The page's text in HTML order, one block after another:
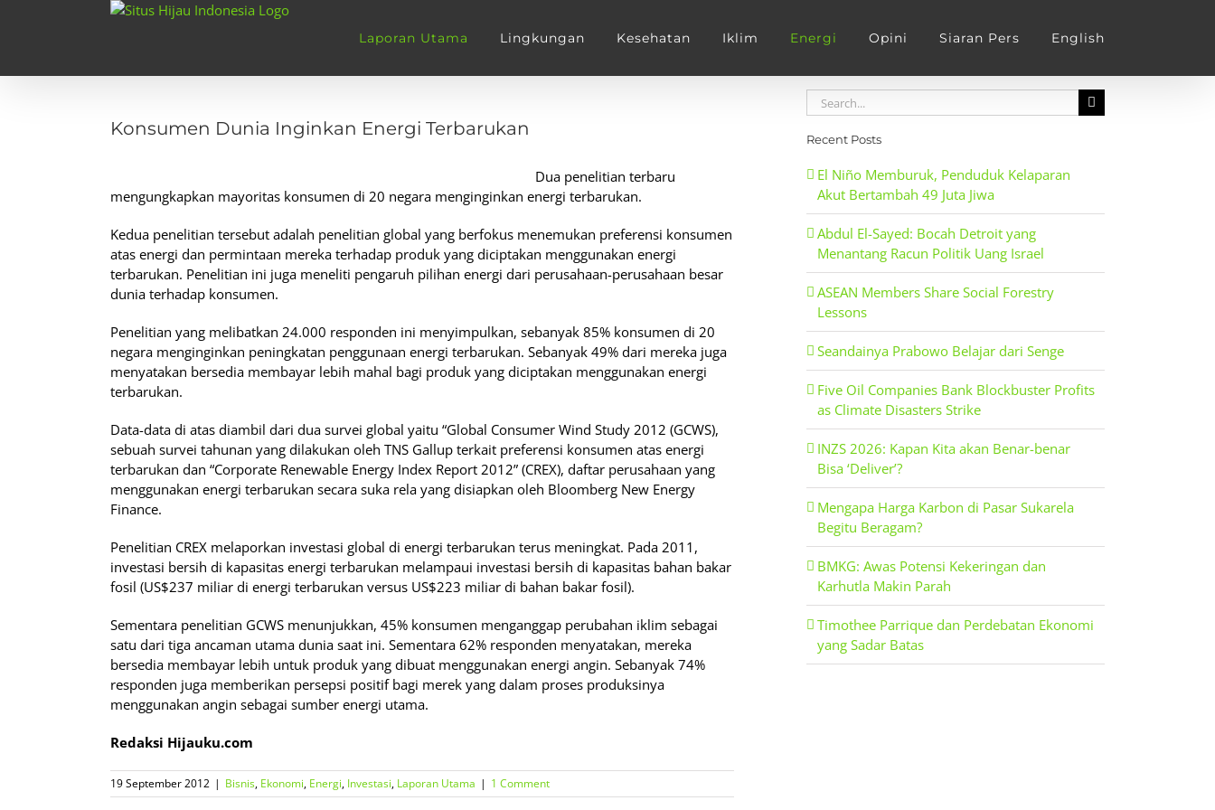
Laporan Utama Lingkungan Kesehatan Iklim Energi Opini Siaran Pers English
Larger
Image
Konsumen Dunia Inginkan Energi Terbarukan
Dua penelitian terbaru
mengungkapkan mayoritas konsumen di 20 negara menginginkan energi terbarukan.
Kedua penelitian tersebut adalah penelitian global yang berfokus menemukan preferensi konsumen
atas energi dan permintaan mereka terhadap produk yang diciptakan menggunakan energi
terbarukan. Penelitian ini juga meneliti pengaruh pilihan energi dari perusahaan-perusahaan besar
dunia terhadap konsumen.
Penelitian yang melibatkan 24.000 responden ini menyimpulkan, sebanyak 85% konsumen di 20
negara menginginkan peningkatan penggunaan energi terbarukan. Sebanyak 49% dari mereka juga
menyatakan bersedia membayar lebih mahal bagi produk yang diciptakan menggunakan energi
terbarukan.
Data-data di atas diambil dari dua survei global yaitu “Global Consumer Wind Study 2012 (GCWS),
sebuah survei tahunan yang dilakukan oleh TNS Gallup terkait preferensi konsumen atas energi
terbarukan dan “Corporate Renewable Energy Index Report 2012” (CREX), daftar perusahaan yang
menggunakan energi terbarukan secara suka rela yang disiapkan oleh Bloomberg New Energy
Finance.
Penelitian CREX melaporkan investasi global di energi terbarukan terus meningkat. Pada 2011,
investasi bersih di kapasitas energi terbarukan melampaui investasi bersih di kapasitas bahan bakar
fosil (US$237 miliar di energi terbarukan versus US$223 miliar di bahan bakar fosil).
Sementara penelitian GCWS menunjukkan, 45% konsumen menganggap perubahan iklim sebagai
satu dari tiga ancaman utama dunia saat ini. Sementara 62% responden menyatakan, mereka
bersedia membayar lebih untuk produk yang dibuat menggunakan energi angin. Sebanyak 74%
responden juga memberikan persepsi positif bagi merek yang dalam proses produksinya
menggunakan angin sebagai sumber energi utama.
Redaksi Hijauku.com
19 September 2012 | Bisnis, Ekonomi, Energi, Investasi, Laporan Utama | 1 Comment
Search
for:
Recent Posts
El Niño Memburuk, Penduduk Kelaparan
Akut Bertambah 49 Juta Jiwa
Abdul El-Sayed: Bocah Detroit yang
Menantang Racun Politik Uang Israel
ASEAN Members Share Social Forestry
Lessons
Seandainya Prabowo Belajar dari Senge
Five Oil Companies Bank Blockbuster Profits
as Climate Disasters Strike
INZS 2026: Kapan Kita akan Benar-benar
Bisa ‘Deliver’?
Mengapa Harga Karbon di Pasar Sukarela
Begitu Beragam?
BMKG: Awas Potensi Kekeringan dan
Karhutla Makin Parah
Timothee Parrique dan Perdebatan Ekonomi
yang Sadar Batas